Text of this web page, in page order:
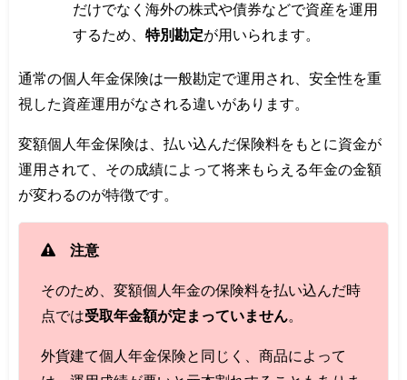
だけでなく海外の株式や債券などで資産を運用
するため、 特別勘定が用いられます。
通常の個人年金保険は一般勘定で運用され、安全性を重
視した資産運用がなされる違いがあります。
変額個人年金保険は、払い込んだ保険料をもとに資金が
運用されて、その成績によって将来もらえる年金の金額
が変わるのが特徴です。
注意
そのため、変額個人年金の保険料を払い込んだ時
点では受取年金額が定まっていません。
外貨建て個人年金保険と同じく、商品によって